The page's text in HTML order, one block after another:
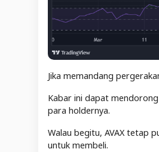
Jika memandang
Kabar ini dapat
para holdernya.
Walau begitu, AVAX tetap
untuk membeli.